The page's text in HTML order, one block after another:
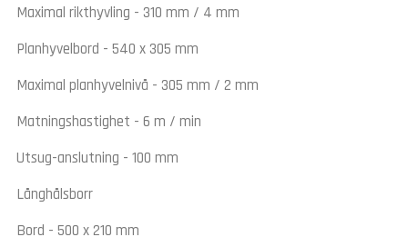
Maximal rikthyvling - 310 mm / 4 mm
Planhyvelbord - 540 x 305 mm
Maximal planhyvelnivå - 305 mm / 2 mm
Matningshastighet - 6 m / min
Utsug-anslutning - 100 mm
Långhålsborr
Bord - 500 x 210 mm